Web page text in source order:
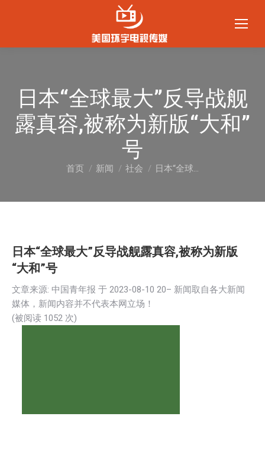
日本“全球最大”反导战舰
露真容,被称为新版“大和”
号
您在这里：
首页 新闻 社会 日本“全球…
日本“全球最大”反导战舰露真容,被称为新版
“大和”号
文章来源: 中国青年报 于 2023-08-10 20– 新闻取自各大新闻
媒体，新闻内容并不代表本网立场！
(被阅读 1052 次)